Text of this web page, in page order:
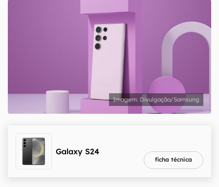
Divulgação/Samsung
Galaxy S24
ficha técnica